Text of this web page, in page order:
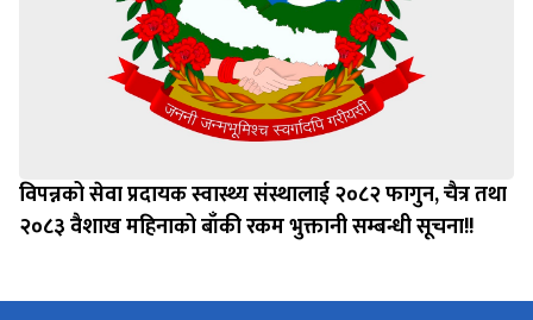
विपन्नको सेवा प्रदायक स्वास्थ्य संस्थालाई २०८२ फागुन, चैत्र तथा
२०८३ वैशाख महिनाको बाँकी रकम भुक्तानी सम्बन्धी सूचना!!